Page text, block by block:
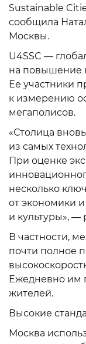
Sustainable
сообщила
Москвы.
U4SSC —
на повышение
Ее участники
к измерению
мегаполисов.
«Столица
из самых
При оценке
несколько
от экономики
и культуры», —
В частности,
почти полное
Ежедневно им
жителей.
Высокие
Москва